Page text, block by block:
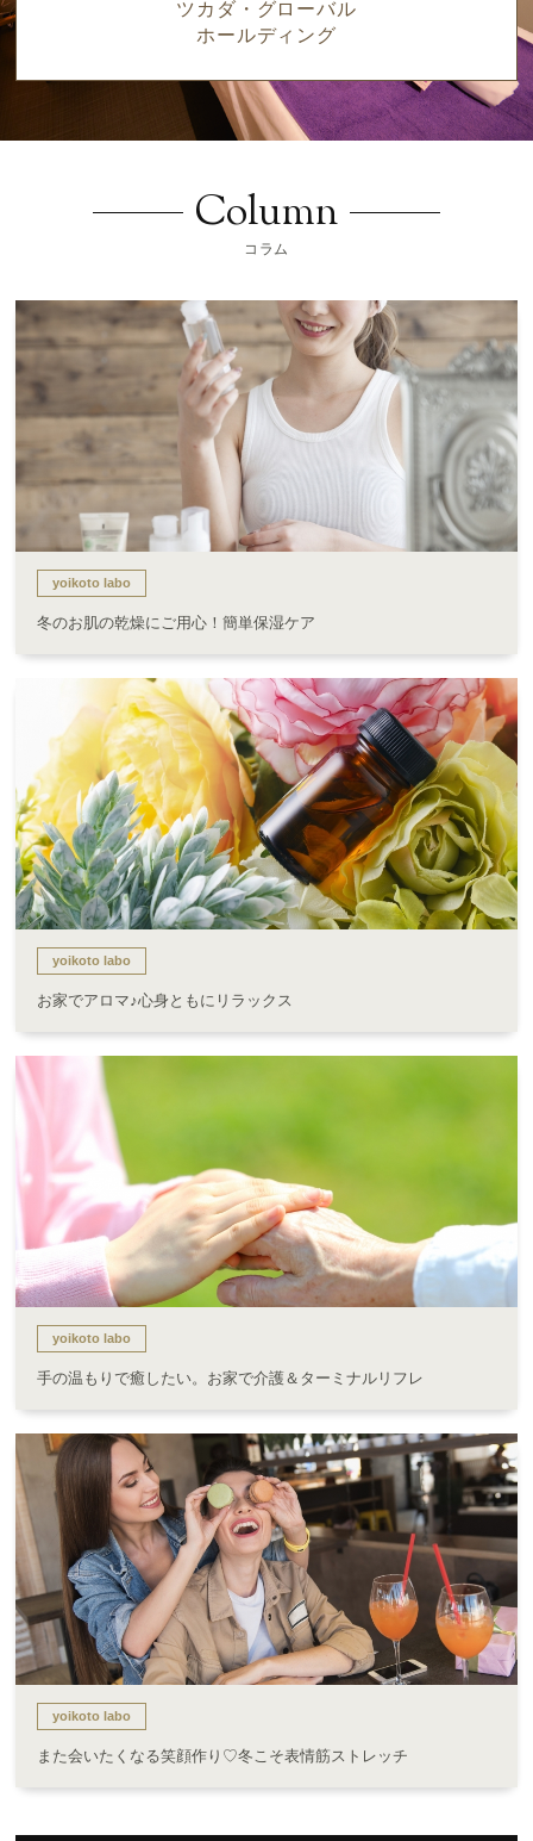
ツカダ・グローバル
ホールディング
Column
コラム
yoikoto labo
冬のお肌の乾燥にご用心！簡単保湿ケア
yoikoto labo
お家でアロマ♪心身ともにリラックス
yoikoto labo
手の温もりで癒したい。お家で介護＆ターミナルリフレ
yoikoto labo
また会いたくなる笑顔作り♡冬こそ表情筋ストレッチ